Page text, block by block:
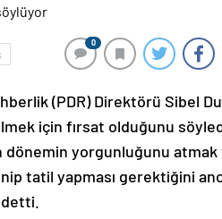
0
(PDR) Direktörü Sibel
için fırsat olduğunu
dönemin yorgunluğunu
tatil yapması gerektiğini